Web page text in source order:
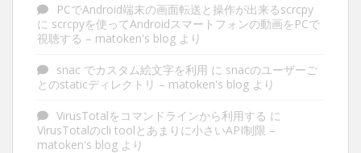
PCでAndroid端末の画面転送と操作が出来るscrcpy
に scrcpyを使ってAndroidスマートフォンの動画をPCで
視聴する – matoken's blog より
snac でカスタム絵文字を利用 に snacのユーザーご
とのstaticディレクトリ – matoken's blog より
VirusTotalをコマンドラインから利用する に
VirusTotalのcli toolとあまりに小さいAPI制限 –
matoken's blog より